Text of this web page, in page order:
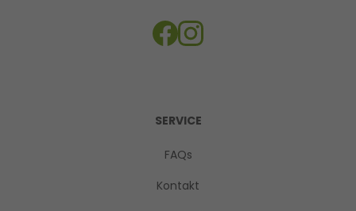
SERVICE
FAQs
Kontakt